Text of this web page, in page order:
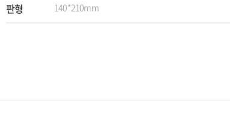
판형 140*210mm